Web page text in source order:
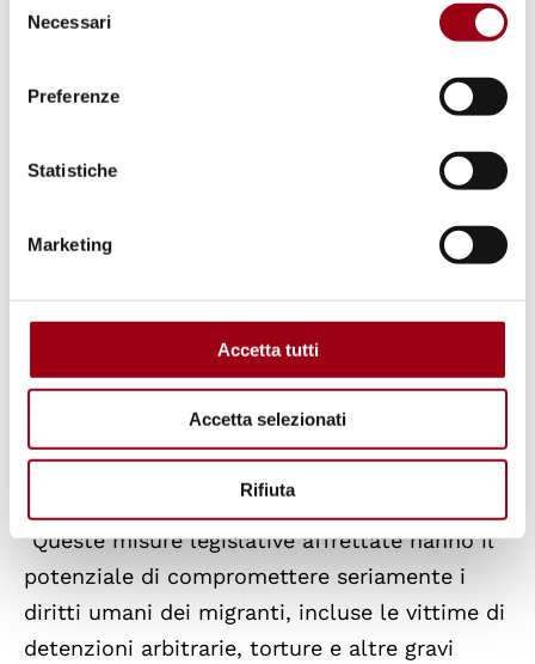
delNecessari
Preferenze
Statistiche
Marketing
Accetta tutti
Accetta selezionati
Rifiuta
precedentemente espresso preoccupazione, in
due lettere ufficiali al governo italiano, sulla
criminalizzazione o il blocco degli aiuti
Mediterraneo e sul rifiuto di permettere alle
decreto di emergenza, imponendo multe alle
navi per ogni persona soccorsa in mare e
trasferita sul territorio italiano, oltre a
minacciare di revocare o sospendere la loro
licenza.
"Queste misure legislative affrettate hanno il
potenziale di compromettere seriamente i
diritti umani dei migranti, incluse le vittime di
detenzioni arbitrarie, torture e altre gravi